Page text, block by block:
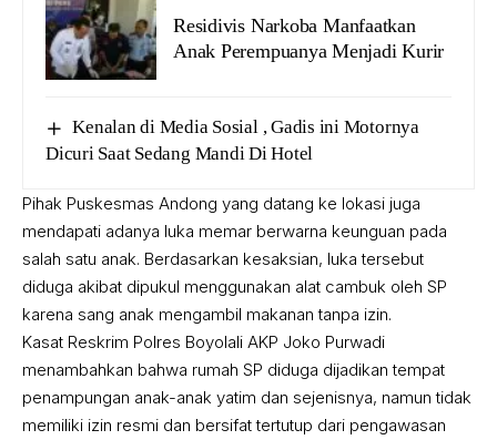
Residivis Narkoba Manfaatkan
Anak Perempuanya Menjadi Kurir
Kenalan di Media Sosial , Gadis ini Motornya
Dicuri Saat Sedang Mandi Di Hotel
Pihak Puskesmas Andong yang datang ke lokasi juga
mendapati adanya luka memar berwarna keunguan pada
salah satu anak. Berdasarkan kesaksian, luka tersebut
diduga akibat dipukul menggunakan alat cambuk oleh SP
karena sang anak mengambil makanan tanpa izin.
Kasat Reskrim Polres Boyolali AKP Joko Purwadi
menambahkan bahwa rumah SP diduga dijadikan tempat
penampungan anak-anak yatim dan sejenisnya, namun tidak
memiliki izin resmi dan bersifat tertutup dari pengawasan